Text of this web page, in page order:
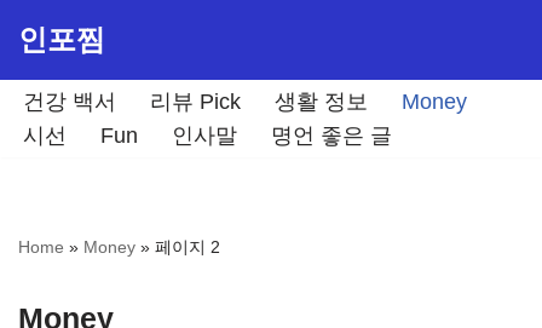
텐
츠
너
기
인포찜
건강 백서 리뷰 Pick 생활 정보
Money
시선
Fun 인사말 명언 좋은 글
Home » Money » 페이지 2
Money